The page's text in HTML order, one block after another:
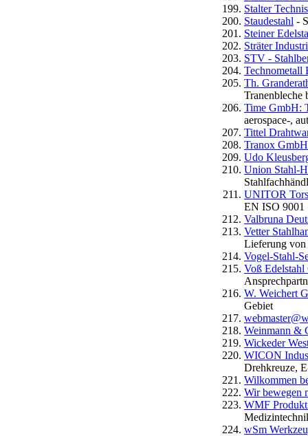
Stalter
Staudestahl -
Steiner
Sträter
STV -
Th.
Tranenbleche
Time GmbH:
aerospace-,
Tittel
Tranox
Udo
Union Stahl-
UNITOR
EN ISO 9001
Valbruna
Vetter
Lieferung
Vogel-Stahl-
Voß
W. Weichert
Gebiet
Weinmann &
Wickeder
WICON
Drehkreuze,
Wilkommen
Wir bewegen
WMF
wSm